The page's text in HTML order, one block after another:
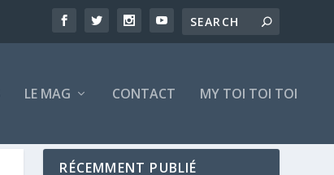
LE MAG CONTACT MY TOI TOI TOI
RÉCEMMENT PUBLIÉ